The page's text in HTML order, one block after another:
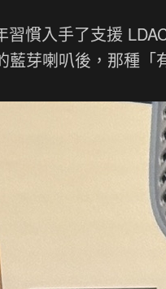
習慣入手了支援
藍芽喇叭後，那種「